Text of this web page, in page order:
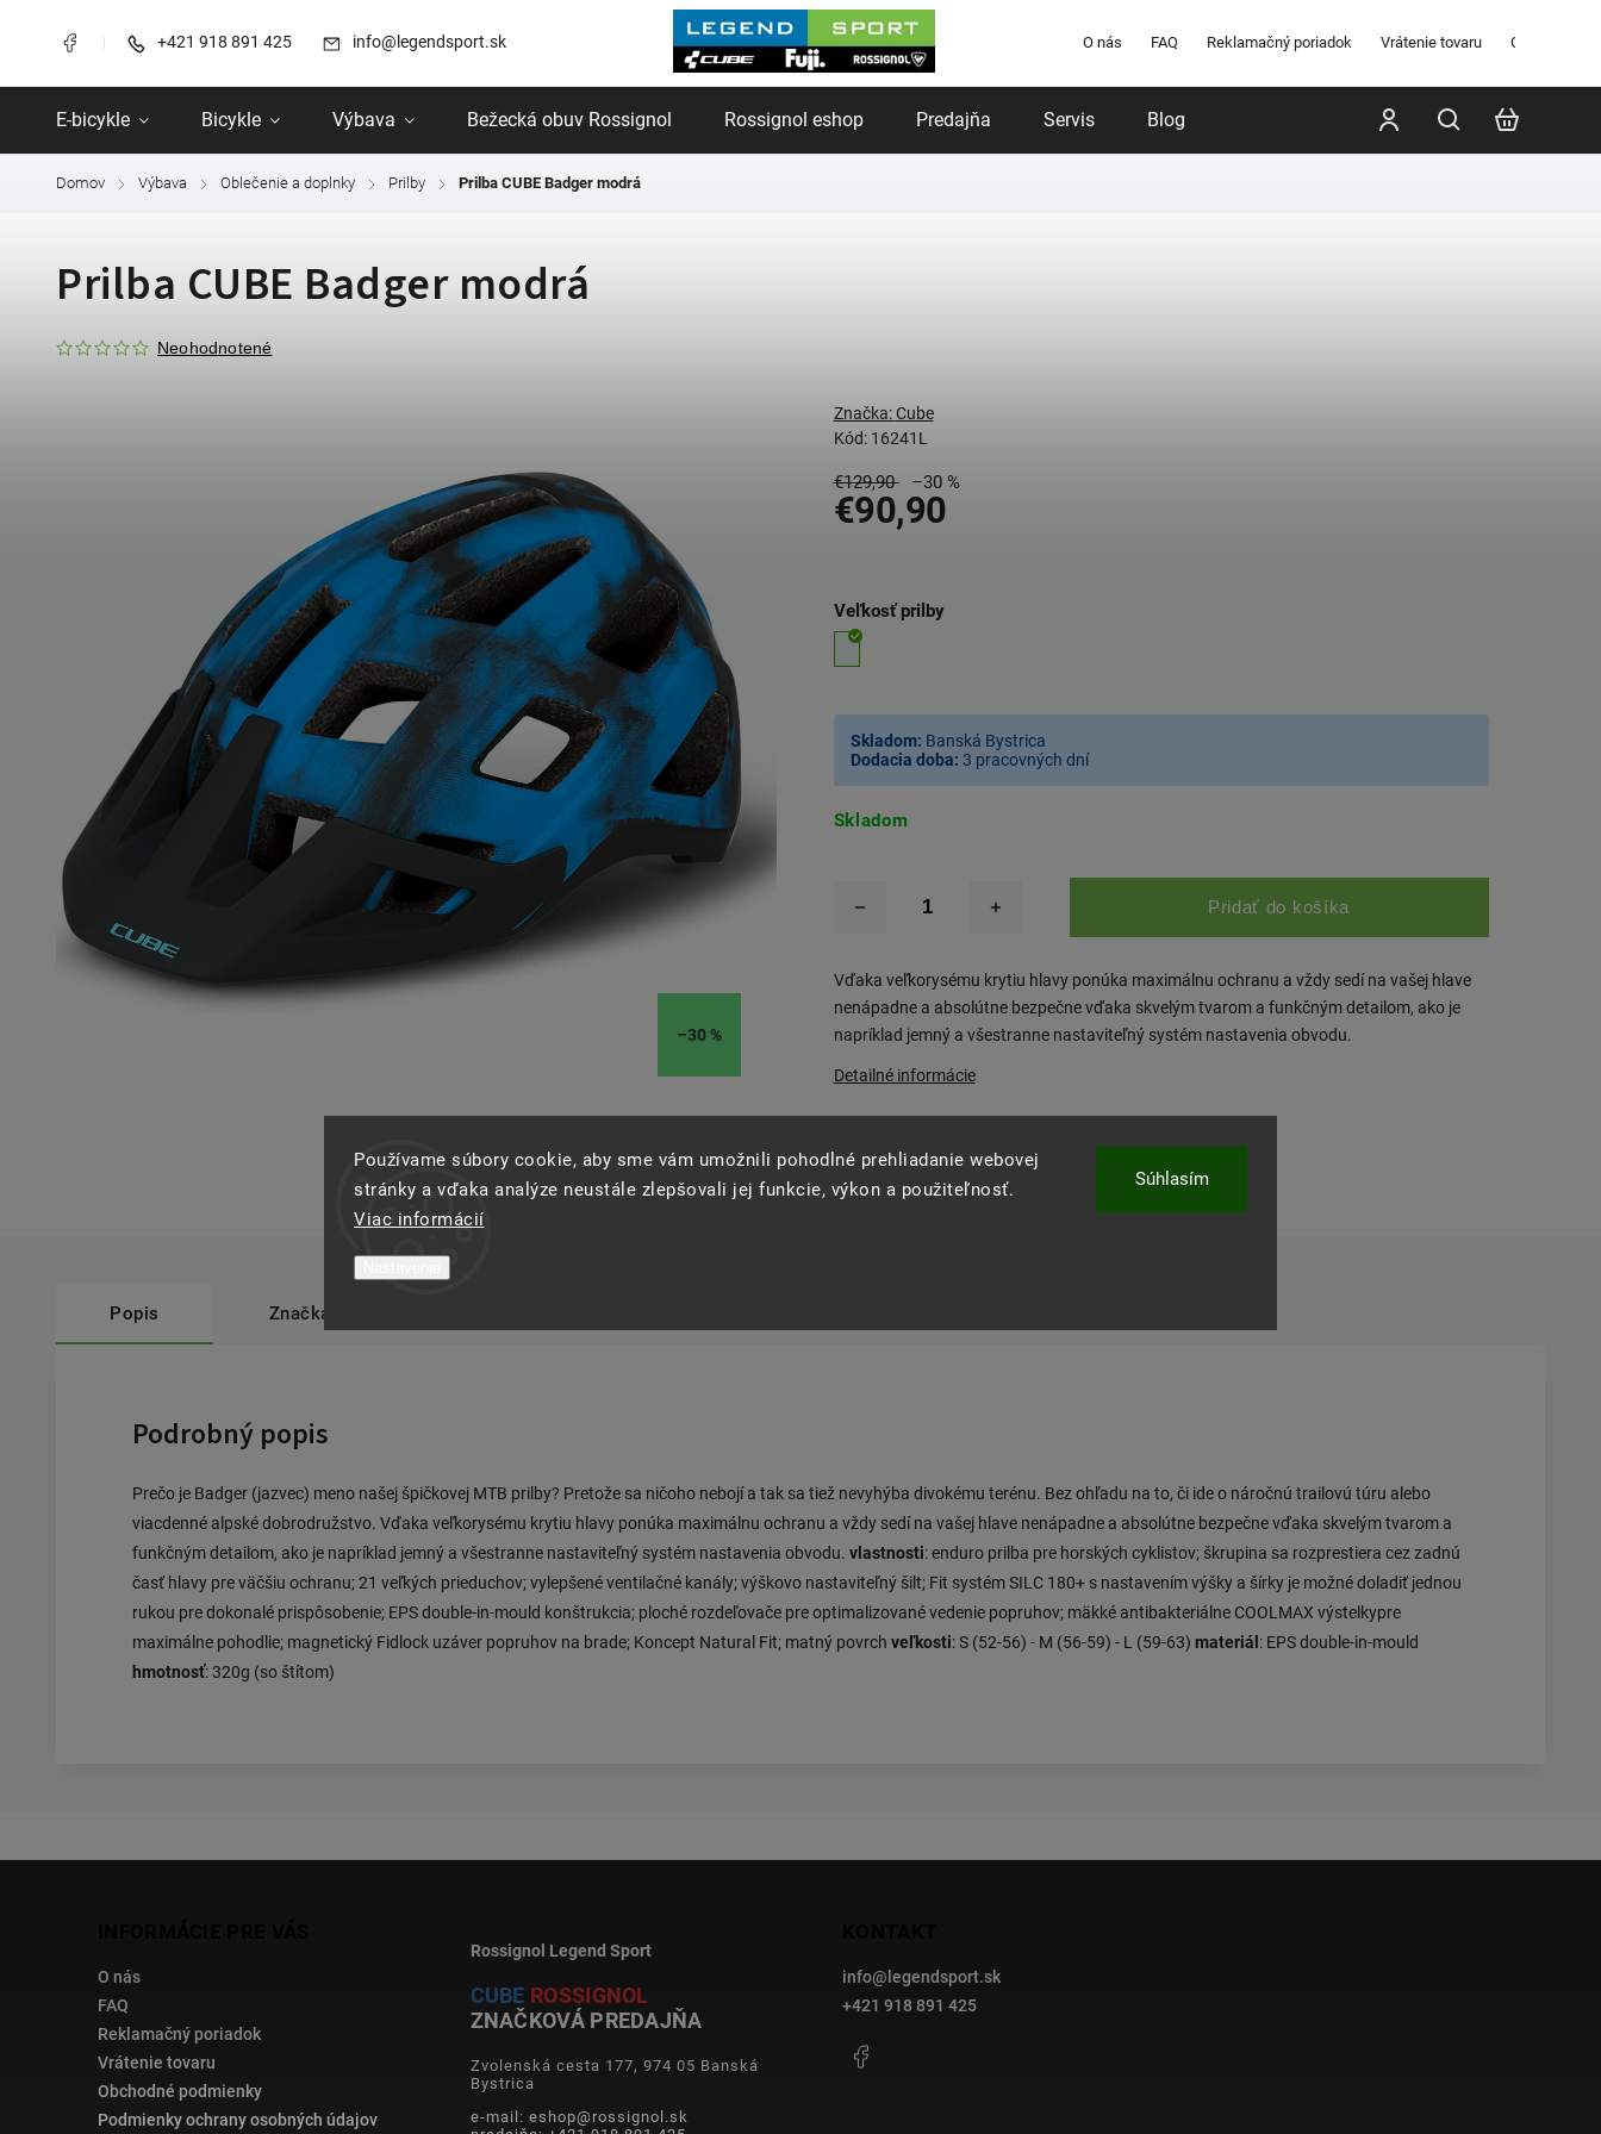
Používame súbory cookie, aby sme vám umožnili pohodlné prehliadanie webovej
stránky a vďaka analýze neustále zlepšovali jej funkcie, výkon a použiteľnosť.
Viac informácií
Súhlasím
+421 918 891 425 info@legendsport.sk O nás FAQ Reklamačný poriadok Vrátenie tovaru Obchodné
E-bicykle Bicykle Výbava Bežecká obuv Rossignol Rossignol eshop Predajňa Servis Blog Značky
Domov / Výbava / Oblečenie a doplnky / Prilby / Prilba CUBE Badger modrá
Prilba CUBE Badger modrá
Neohodnotené
–30 %
Kód: 16241L
Značka:Cube
€129,90 –30 %
€90,90
Skladom
Veľkosť prilby
Skladom: Banská Bystrica
Dodacia doba: 3 pracovných dní
Pridať do košíka
Vďaka veľkorysému krytiu hlavy ponúka maximálnu ochranu a vždy sedí na vašej hlave
nenápadne a absolútne bezpečne vďaka skvelým tvarom a funkčným detailom, ako je
napríklad jemný a všestranne nastaviteľný systém nastavenia obvodu.
Detailné informácie
Opýtať sa Strážiť
Popis Značka
Podrobný popis
Prečo je Badger (jazvec) meno našej špičkovej MTB prilby? Pretože sa ničoho nebojí a tak sa tiež nevyhýba divokému terénu. Bez ohľadu na to, či ide o náročnú trailovú túru alebo
viacdenné alpské dobrodružstvo. Vďaka veľkorysému krytiu hlavy ponúka maximálnu ochranu a vždy sedí na vašej hlave nenápadne a absolútne bezpečne vďaka skvelým tvarom a
funkčným detailom, ako je napríklad jemný a všestranne nastaviteľný systém nastavenia obvodu. vlastnosti: enduro prilba pre horských cyklistov; škrupina sa rozprestiera cez zadnú
časť hlavy pre väčšiu ochranu; 21 veľkých prieduchov; vylepšené ventilačné kanály; výškovo nastaviteľný šilt; Fit systém SILC 180+ s nastavením výšky a šírky je možné doladiť jednou
rukou pre dokonalé prispôsobenie; EPS double-in-mould konštrukcia; ploché rozdeľovače pre optimalizované vedenie popruhov; mäkké antibakteriálne COOLMAX výstelkypre
maximálne pohodlie; magnetický Fidlock uzáver popruhov na brade; Koncept Natural Fit; matný povrch veľkosti: S (52-56) - M (56-59) - L (59-63) materiál : EPS double-in-mould
hmotnosť: 320g (so štítom)
O nás
FAQ
Reklamačný poriadok
Vrátenie tovaru
Obchodné podmienky
Podmienky ochrany osobných údajov
Rossignol Legend Sport
CUBE ROSSIGNOL
ZNAČKOVÁ PREDAJŇA
Zvolenská cesta 177, 974 05 Banská
Bystrica
e-mail: eshop@rossignol.sk
info@ legendsport.sk
+421 918 891 425